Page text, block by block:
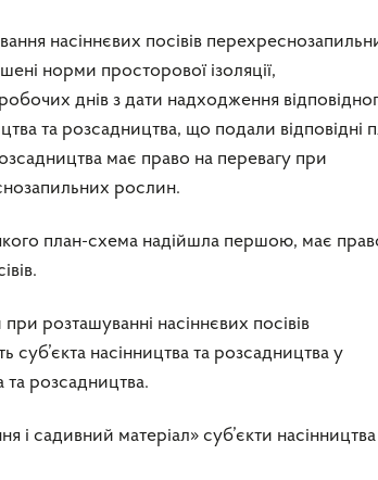
насіннєвих посівів
норми просторової ізоляції,
днів з дати надходження
та розсадництва, що подали відповідні
має право на перевагу при
рослин.
план-схема надійшла першою, має
розташуванні насіннєвих посівів
суб’єкта насінництва та розсадництва у
та розсадництва.
і садивний матеріал» суб’єкти насінництва